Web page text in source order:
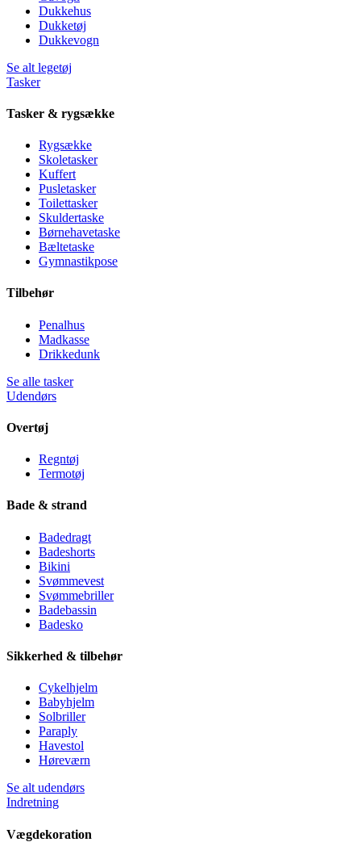
Dukkehus
Dukketøj
Dukkevogn
Se alt legetøj
Tasker
Tasker & rygsække
Rygsække
Skoletasker
Kuffert
Pusletasker
Toilettasker
Skuldertaske
Børnehavetaske
Bæltetaske
Gymnastikpose
Tilbehør
Penalhus
Madkasse
Drikkedunk
Se alle tasker
Udendørs
Overtøj
Regntøj
Termotøj
Bade & strand
Badedragt
Badeshorts
Bikini
Svømmevest
Svømmebriller
Badebassin
Badesko
Sikkerhed & tilbehør
Cykelhjelm
Babyhjelm
Solbriller
Paraply
Havestol
Høreværn
Se alt udendørs
Indretning
Vægdekoration